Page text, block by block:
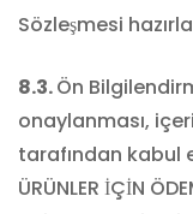
Sözleşmesi
8.3.Ön
onaylanması,
tarafından kabul
ÜRÜNLER İÇİN